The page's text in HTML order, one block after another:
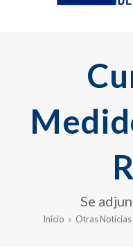
Se
Inicio » Otras Noticias